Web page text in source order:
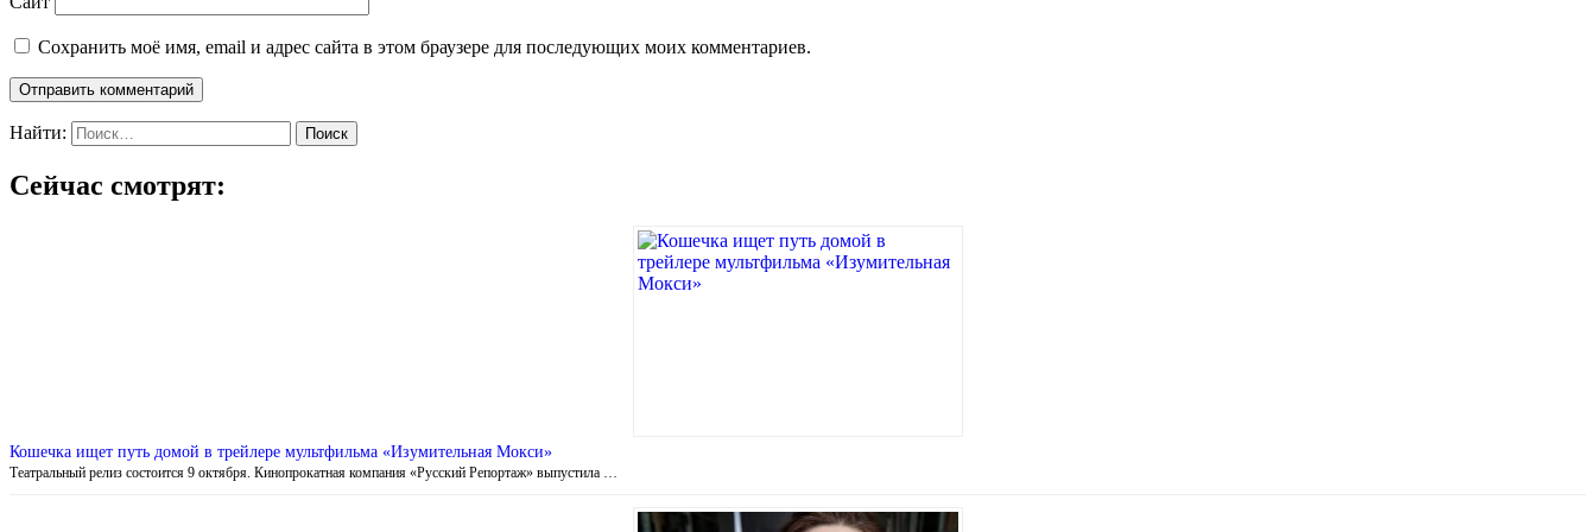
Сохранить моё имя, email и адрес сайта в этом браузере для последующих моих комментариев.
Найти:
Сейчас смотрят:
Кошечка ищет путь домой в трейлере мультфильма «Изумительная Мокси»
Театральный релиз состоится 9 октября. Кинопрокатная компания «Русский Репортаж» выпустила …